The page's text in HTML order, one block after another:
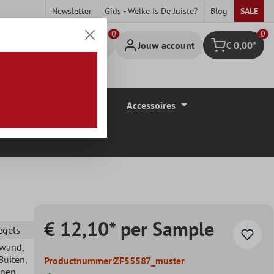
Newsletter Gids - Welke Is De Juiste? Blog SALE
Jouw account Winkelmandje
0
€ 0,00*
Accessoires
,
,
€ 12,10* per Sample
Productnummer:ZF55587_muster